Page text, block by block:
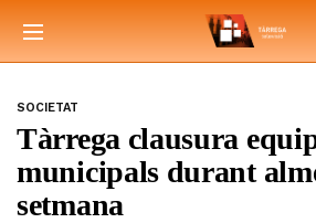
SOCIETAT
Tàrrega clausura
municipals durant
setmana